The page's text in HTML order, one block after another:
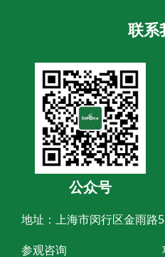
联系
公众号
地址：上海市闵行区金雨路
参观咨询